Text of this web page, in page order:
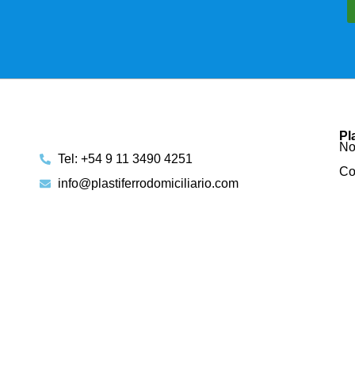
Tel: +54 9 11 3490 4251
info@plastiferrodomiciliario.com